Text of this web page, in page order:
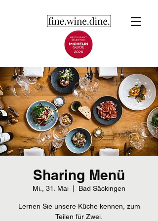
Sharing Menü
Mi., 31. Mai Bad Säckingen
Lernen Sie unsere Küche kennen, zum
Teilen für Zwei.